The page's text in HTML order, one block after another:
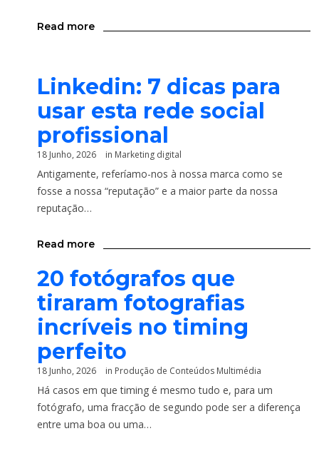
Read more
Linkedin: 7 dicas para
usar esta rede social
profissional
18 Junho, 2026 in Marketing digital
Antigamente, referíamo-nos à nossa marca como se
fosse a nossa “reputação” e a maior parte da nossa
reputação…
Read more
20 fotógrafos que
tiraram fotografias
incríveis no timing
perfeito
18 Junho, 2026 in Produção de Conteúdos Multimédia
Há casos em que timing é mesmo tudo e, para um
fotógrafo, uma fracção de segundo pode ser a diferença
entre uma boa ou uma…